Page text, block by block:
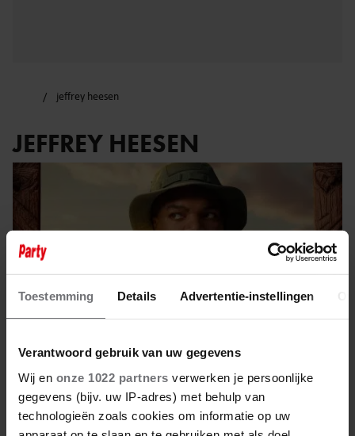
Toestemming Details Advertentie-instellingen
Verantwoord gebruik van uw gegevens
Wij en onze 1022 partners verwerken je persoonlijke
gegevens (bijv. uw IP-adres) met behulp van
technologieën zoals cookies om informatie op uw
jeffrey heesen
JEFFREY HEESEN
23 augustus 2025